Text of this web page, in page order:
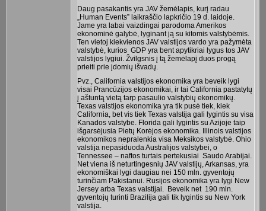
Daug pasakantis yra JAV žemėlapis, kurį radau
„Human Events” laikraščio lapkričio 19 d. laidoje.
Jame yra labai vaizdingai parodoma Amerikos
ekonominė galybė, lyginant ją su kitomis valstybėmis.
Ten vietoj kiekvienos JAV valstijos vardo yra pažymėta
valstybė, kurios GDP yra bent apytikriai lygus tos JAV
valstijos lygiui. Žvilgsnis į tą žemėlapį duos progą
prieiti prie įdomių išvadų.
Pvz., California valstijos ekonomika yra beveik lygi
visai Prancūzijos ekonomikai, ir tai California pastatytų
į aštuntą vietą tarp pasaulio valstybių ekonomikų.
Texas valstijos ekonomika yra tik pusė tiek, kiek
California, bet vis tiek Texas valstija gali lygintis su visa
Kanados valstybe. Florida gali lygintis su Azijoje taip
išgarsėjusia Pietų Korėjos ekonomika. Illinois valstijos
ekonomikos nepralenkia visa Meksikos valstybė. Ohio
valstija nepasiduoda Australijos valstybei, o
Tennessee – naftos turtais pertekusiai Saudo Arabijai.
Net viena iš neturtingesnių JAV valstijų, Arkansas, yra
ekonomiškai lygi daugiau nei 150 mln. gyventojų
turinčiam Pakistanui. Rusijos ekonomika yra lygi New
Jersey arba Texas valstijai. Beveik net 190 mln.
gyventojų turinti Brazilija gali tik lygintis su New York
valstija.